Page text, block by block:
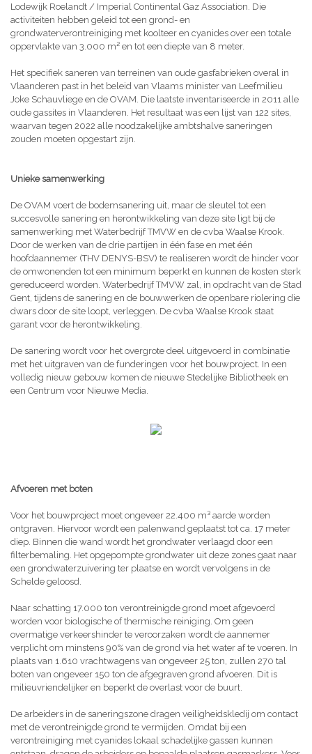
Lodewijk Roelandt / Imperial Continental Gaz Association. Die
activiteiten hebben geleid tot een grond- en
grondwaterverontreiniging met koolteer en cyanides over een totale
oppervlakte van 3.000 m² en tot een diepte van 8 meter.
Het specifiek saneren van terreinen van oude gasfabrieken overal in
Vlaanderen past in het beleid van Vlaams minister van Leefmilieu
Joke Schauvliege en de OVAM. Die laatste inventariseerde in 2011 alle
oude gassites in Vlaanderen. Het resultaat was een lijst van 122 sites,
waarvan tegen 2022 alle noodzakelijke ambtshalve saneringen
zouden moeten opgestart zijn.
Unieke samenwerking
De OVAM voert de bodemsanering uit, maar de sleutel tot een
succesvolle sanering en herontwikkeling van deze site ligt bij de
samenwerking met Waterbedrijf TMVW en de cvba Waalse Krook.
Door de werken van de drie partijen in één fase en met één
hoofdaannemer (THV DENYS-BSV) te realiseren wordt de hinder voor
de omwonenden tot een minimum beperkt en kunnen de kosten sterk
gereduceerd worden. Waterbedrijf TMVW zal, in opdracht van de Stad
Gent, tijdens de sanering en de bouwwerken de openbare riolering die
dwars door de site loopt, verleggen. De cvba Waalse Krook staat
garant voor de herontwikkeling.
De sanering wordt voor het overgrote deel uitgevoerd in combinatie
met het uitgraven van de funderingen voor het bouwproject. In een
volledig nieuw gebouw komen de nieuwe Stedelijke Bibliotheek en
een Centrum voor Nieuwe Media.
Afvoeren met boten
Voor het bouwproject moet ongeveer 22.400 m³ aarde worden
ontgraven. Hiervoor wordt een palenwand geplaatst tot ca. 17 meter
diep. Binnen die wand wordt het grondwater verlaagd door een
filterbemaling. Het opgepompte grondwater uit deze zones gaat naar
een grondwaterzuivering ter plaatse en wordt vervolgens in de
Schelde geloosd.
Naar schatting 17.000 ton verontreinigde grond moet afgevoerd
worden voor biologische of thermische reiniging. Om geen
overmatige verkeershinder te veroorzaken wordt de aannemer
verplicht om minstens 90% van de grond via het water af te voeren. In
plaats van 1.610 vrachtwagens van ongeveer 25 ton, zullen 270 tal
boten van ongeveer 150 ton de afgegraven grond afvoeren. Dit is
milieuvriendelijker en beperkt de overlast voor de buurt.
De arbeiders in de saneringszone dragen veiligheidskledij om contact
met de verontreinigde grond te vermijden. Omdat bij een
verontreiniging met cyanides lokaal schadelijke gassen kunnen